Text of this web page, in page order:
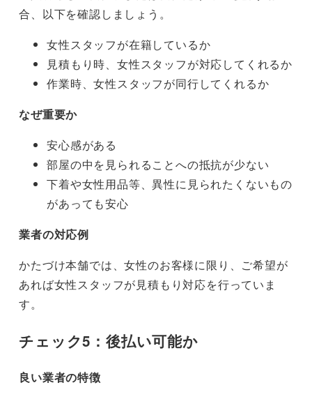
合、以下を確認しましょう。
女性スタッフが在籍しているか
見積もり時、女性スタッフが対応してくれるか
作業時、女性スタッフが同行してくれるか
なぜ重要か
安心感がある
部屋の中を見られることへの抵抗が少ない
下着や女性用品等、異性に見られたくないもの
があっても安心
業者の対応例
かたづけ本舗では、女性のお客様に限り、ご希望が
あれば女性スタッフが見積もり対応を行っていま
す。
チェック5：後払い可能か
良い業者の特徴